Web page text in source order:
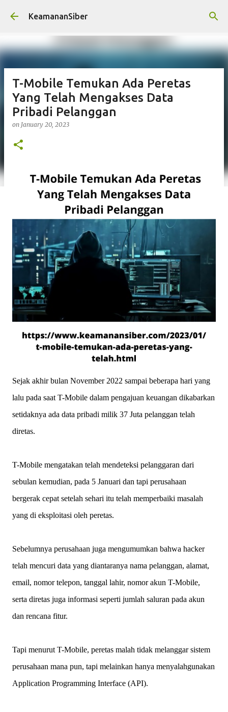
Skip to main content
KeamananSiber
T-Mobile Temukan Ada Peretas
Yang Telah Mengakses Data
Pribadi Pelanggan
on January 20, 2023
Sejak akhir bulan November 2022 sampai beberapa hari yang
lalu pada saat T-Mobile dalam pengajuan keuangan dikabarkan
setidaknya ada data pribadi milik 37 Juta pelanggan telah
diretas.
T-Mobile mengatakan telah mendeteksi pelanggaran dari
sebulan kemudian, pada 5 Januari dan tapi perusahaan
bergerak cepat setelah sehari itu telah memperbaiki masalah
yang di eksploitasi oleh peretas.
Sebelumnya perusahaan juga mengumumkan bahwa hacker
telah mencuri data yang diantaranya nama pelanggan, alamat,
email, nomor telepon, tanggal lahir, nomor akun T-Mobile,
serta diretas juga informasi seperti jumlah saluran pada akun
dan rencana fitur.
Tapi menurut T-Mobile, peretas malah tidak melanggar sistem
perusahaan mana pun, tapi melainkan hanya menyalahgunakan
Application Programming Interface (API).